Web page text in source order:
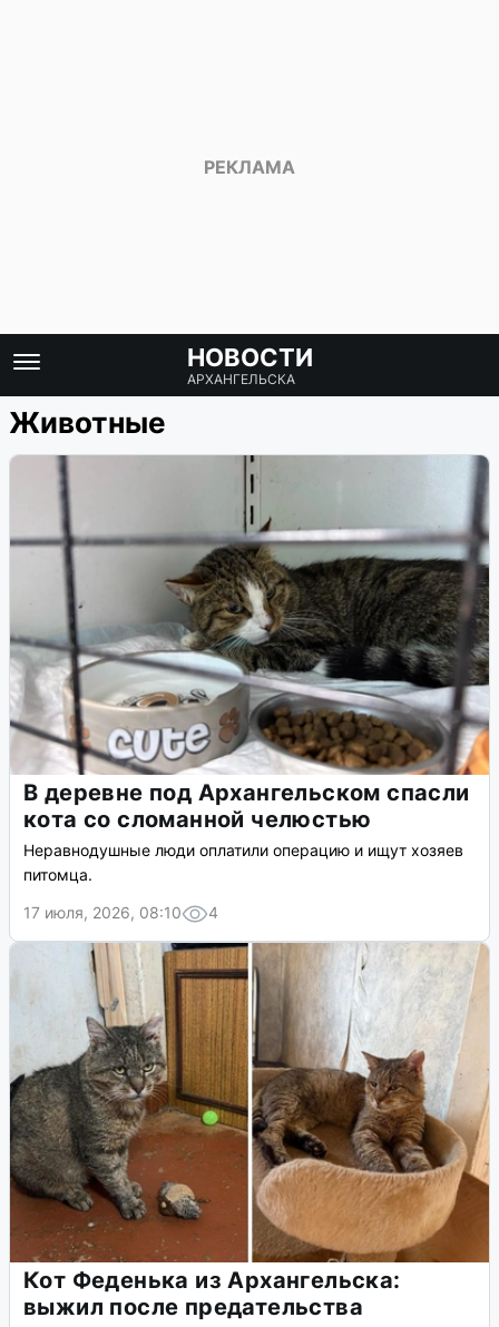
НОВОСТИ
АРХАНГЕЛЬСКА
Животные
В деревне под Архангельском спасли
кота со сломанной челюстью
Неравнодушные люди оплатили операцию и ищут хозяев
питомца.
17 июля, 2026, 08:10
4
Кот Феденька из Архангельска:
выжил после предательства